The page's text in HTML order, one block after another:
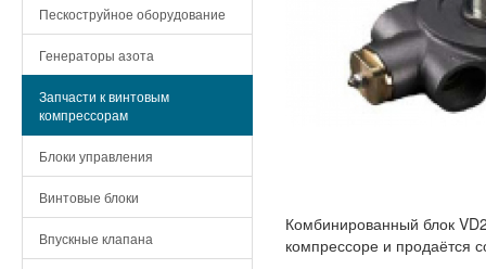
Пескоструйное оборудование
Генераторы азота
Запчасти к винтовым
компрессорам
Блоки управления
Винтовые блоки
Впускные клапана
Комбинированный блок
компрессоре и продаётся